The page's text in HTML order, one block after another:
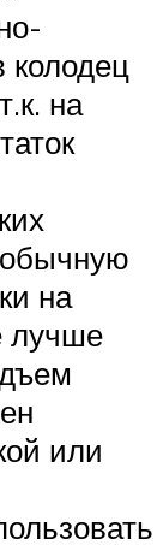
колодец
на
на
лучше
или